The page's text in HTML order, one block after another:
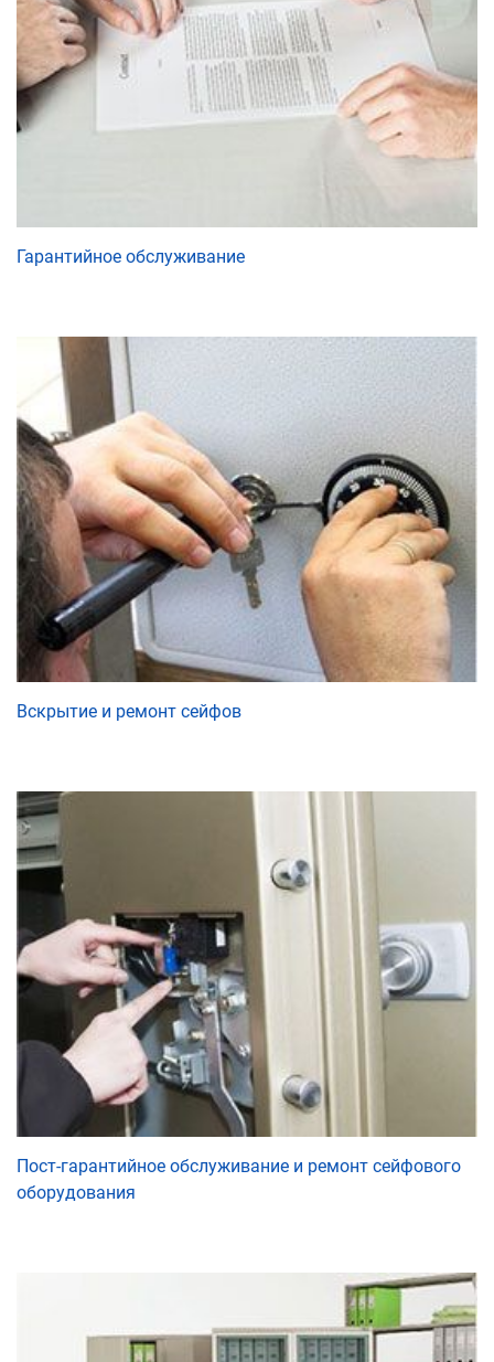
Гарантийное обслуживание
Вскрытие и ремонт сейфов
Пост-гарантийное обслуживание и ремонт сейфового
оборудования